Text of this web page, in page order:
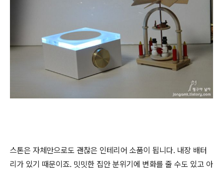
스톤은 자체만으로도 괜찮은 인테리어 소품이 됩니다. 내장 배터
리가 있기 때문이죠. 밋밋한 집안 분위기에 변화를 줄 수도 있고 아